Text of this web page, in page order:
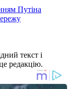
Путіна
текст і
редакцію.